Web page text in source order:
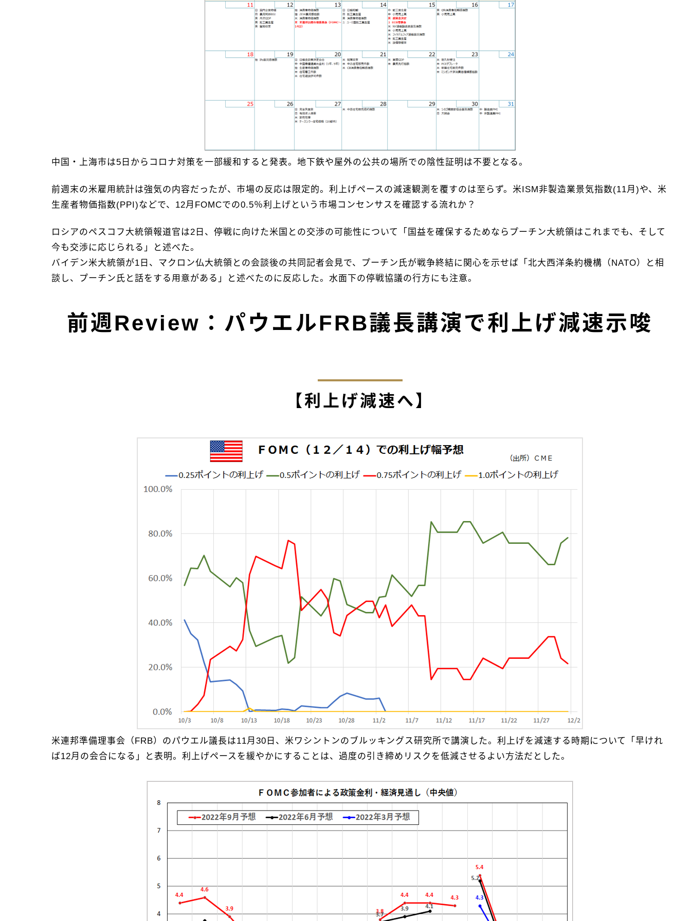
中国・上海市は5日からコロナ対策を一部緩和すると発表。地下鉄や屋外の公共の場所での陰性証明は不要となる。
前週末の米雇用統計は強気の内容だったが、市場の反応は限定的。利上げペースの減速観測を覆すのは至らず。米ISM非製造業景気指数(11月)や、米
生産者物価指数(PPI)などで、12月FOMCでの0.5％利上げという市場コンセンサスを確認する流れか？
ロシアのペスコフ大統領報道官は2日、停戦に向けた米国との交渉の可能性について「国益を確保するためならプーチン大統領はこれまでも、そして
今も交渉に応じられる」と述べた。
バイデン米大統領が1日、マクロン仏大統領との会談後の共同記者会見で、プーチン氏が戦争終結に関心を示せば「北大西洋条約機構（NATO）と相
談し、プーチン氏と話をする用意がある」と述べたのに反応した。水面下の停戦協議の行方にも注意。
前週Review：パウエルFRB議長講演で利上げ減速示唆
【利上げ減速へ】
米連邦準備理事会（FRB）のパウエル議長は11月30日、米ワシントンのブルッキングス研究所で講演した。利上げを減速する時期について「早けれ
ば12月の会合になる」と表明。利上げペースを緩やかにすることは、過度の引き締めリスクを低減させるよい方法だとした。